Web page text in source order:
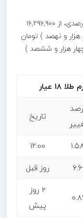
هر گرم طلا ۱۸ عیار امروز با کاهش ۱.۵۷ درصدی، از ۱۶,۲۹۶,۹۰۰
و نهصد ) تومان
و چهار هزار و ششصد )
تاریخ
12:00
روز قبل
۲ روز
پیش